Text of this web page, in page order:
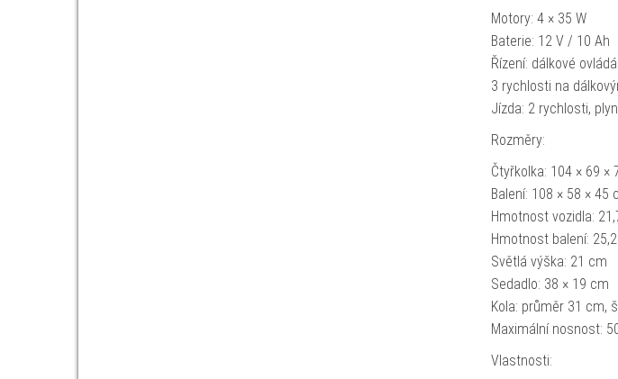
Motory: 4 × 35 W
Baterie: 12 V / 10 Ah
Řízení: dálkové
3 rychlosti na
Jízda: 2 rychlosti,
Rozměry:
Čtyřkolka: 104 × 69 ×
Balení: 108 × 58 × 45
Hmotnost vozidla:
Hmotnost balení:
Světlá výška: 21 cm
Sedadlo: 38 × 19 cm
Kola: průměr 31 cm,
Maximální nosnost:
Vlastnosti: